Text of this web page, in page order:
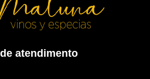
atendimento